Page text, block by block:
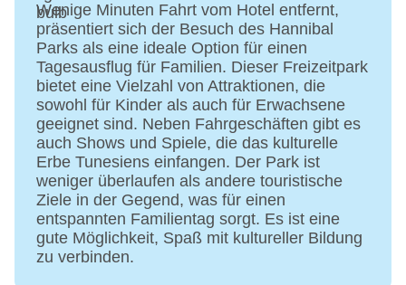
Arzt: Sprachen: englisch, französisch
Amphitheater
Internet: WLAN/WiFi, im öffentlichen Bereich:
ohne Gebühr
Wäscheservice: gegen Gebühr
Concierge Service, Gepäckservice
Zahlungsarten: TUI Card / VISA, MasterCard
Haustiere nicht erlaubt
Parkmöglichkeiten: Parkplatz (nach
Verfügbarkeit), bewacht: ohne Gebühr,
Stellplätze, nicht überdacht: ohne Gebühr
Tagungseinrichtungen: Konferenzräume: 1,
klimatisierte Tagungsräume, Tageslicht
Wenige Minuten Fahrt vom Hotel entfernt,
präsentiert sich der Besuch des Hannibal
Parks als eine ideale Option für einen
Tagesausflug für Familien. Dieser Freizeitpark
bietet eine Vielzahl von Attraktionen, die
sowohl für Kinder als auch für Erwachsene
geeignet sind. Neben Fahrgeschäften gibt es
auch Shows und Spiele, die das kulturelle
Erbe Tunesiens einfangen. Der Park ist
weniger überlaufen als andere touristische
Ziele in der Gegend, was für einen
entspannten Familientag sorgt. Es ist eine
gute Möglichkeit, Spaß mit kultureller Bildung
zu verbinden.